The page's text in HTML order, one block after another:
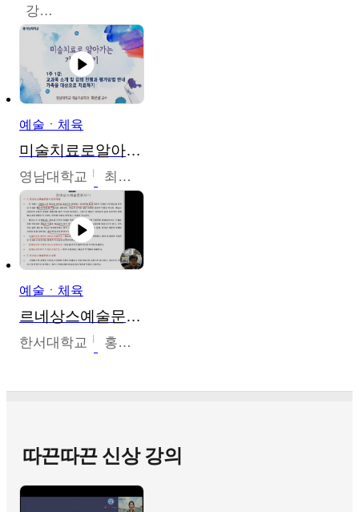
강경아
예술ㆍ체육
미술치료로알아가는가족이야기
영남대학교 최선남
예술ㆍ체육
르네상스예술문화사
한서대학교 홍창호
따끈따끈 신상 강의